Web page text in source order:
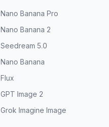
Nano Banana Pro
Nano Banana 2
Seedream 5.0
Nano Banana
Flux
GPT Image 2
Grok Imagine Image